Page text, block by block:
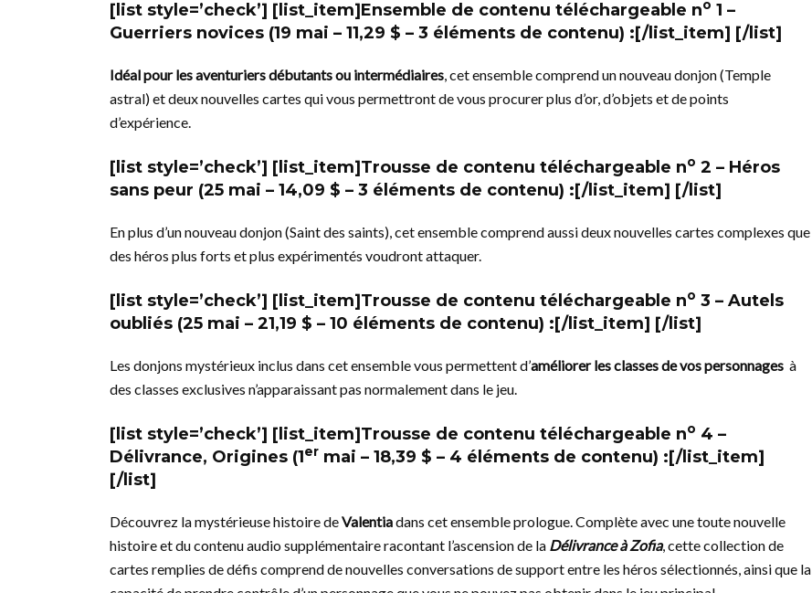
[list style=’check’] [list_item]Ensemble de contenu téléchargeable no 1 –
Guerriers novices (19 mai – 11,29 $ – 3 éléments de contenu) :[/list_item] [/list]
Idéal pour les aventuriers débutants ou intermédiaires, cet ensemble comprend un nouveau donjon (Temple
astral) et deux nouvelles cartes qui vous permettront de vous procurer plus d’or, d’objets et de points
d’expérience.
[list style=’check’] [list_item]Trousse de contenu téléchargeable no 2 – Héros
sans peur (25 mai – 14,09 $ – 3 éléments de contenu) :[/list_item] [/list]
En plus d’un nouveau donjon (Saint des saints), cet ensemble comprend aussi deux nouvelles cartes complexes que
des héros plus forts et plus expérimentés voudront attaquer.
[list style=’check’] [list_item]Trousse de contenu téléchargeable no 3 – Autels
oubliés (25 mai – 21,19 $ – 10 éléments de contenu) :[/list_item] [/list]
Les donjons mystérieux inclus dans cet ensemble vous permettent d’améliorer les classes de vos personnages à
des classes exclusives n’apparaissant pas normalement dans le jeu.
[list style=’check’] [list_item]Trousse de contenu téléchargeable no 4 –
Délivrance, Origines (1er mai – 18,39 $ – 4 éléments de contenu) :[/list_item]
[/list]
Découvrez la mystérieuse histoire deValentiadans cet ensemble prologue. Complète avec une toute nouvelle
histoire et du contenu audio supplémentaire racontant l’ascension de la Délivrance à Zofia, cette collection de
cartes remplies de défis comprend de nouvelles conversations de support entre les héros sélectionnés, ainsi que la